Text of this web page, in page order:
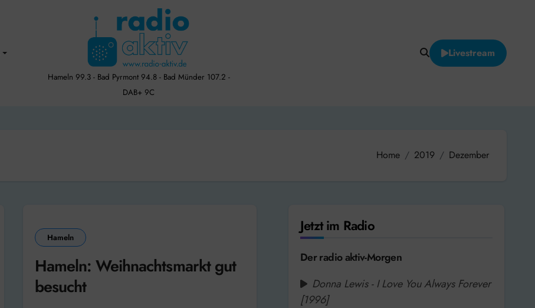
Hameln 99.3 - Bad Pyrmont 94.8 - Bad Münder 107.2 -
DAB+ 9C
Livestream
Home 2019 Dezember
Hameln
Hameln: Weihnachtsmarkt gut
besucht
Jetzt im Radio
Der radio aktiv-Morgen
Donna Lewis - I Love You Always Forever
[1996]